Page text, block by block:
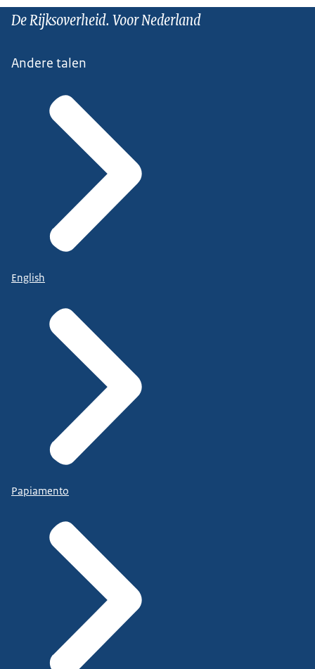
De Rijksoverheid. Voor Nederland
Andere talen
English
Papiamento